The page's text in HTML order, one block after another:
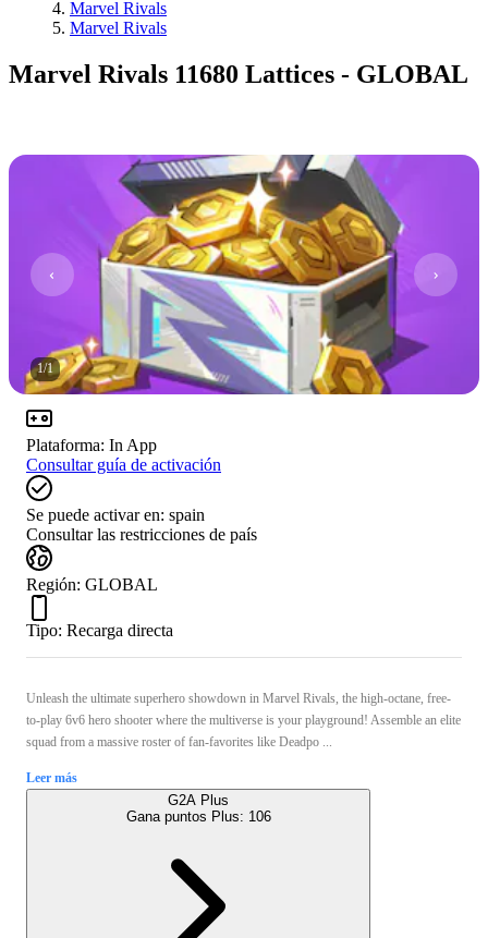
Marvel Rivals
Marvel Rivals
Marvel Rivals 11680 Lattices - GLOBAL
1/1
Plataforma: In App
Consultar guía de activación
Se puede activar en: spain
Consultar las restricciones de país
Región: GLOBAL
Tipo: Recarga directa
Unleash the ultimate superhero showdown in Marvel Rivals, the high-octane, free-
to-play 6v6 hero shooter where the multiverse is your playground! Assemble an elite
squad from a massive roster of fan-favorites like Deadpo ...
Leer más
G2A Plus
Gana puntos Plus: 106